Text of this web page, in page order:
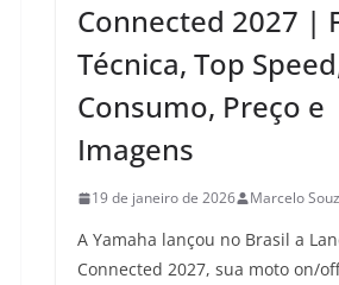
Connected 2027 |
Técnica, Top
Consumo, Preço e
Imagens
19 de janeiro de 2026 Marcelo
A Yamaha lançou no Brasil a
Connected 2027, sua moto on/